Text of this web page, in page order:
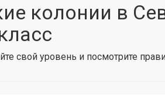
колонии в
свой уровень и посмотрите